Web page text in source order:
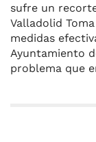
sufre un
Valladolid
medidas
Ayuntamiento
problema que